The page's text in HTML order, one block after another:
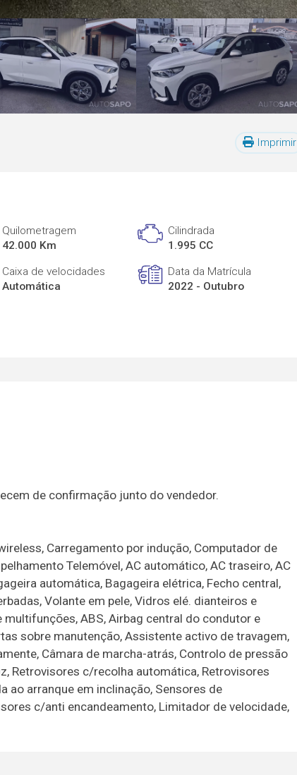
Imprimir
Quilometragem
42.000 Km
Cilindrada
1.995 CC
Caixa de velocidades
Automática
Data da Matrícula
2022 - Outubro
de confirmação junto do vendedor.
Carregamento por indução, Computador de
Telemóvel, AC automático, AC traseiro, AC
automática, Bagageira elétrica, Fecho central,
Volante em pele, Vidros elé. dianteiros e
ABS, Airbag central do condutor e
sobre manutenção, Assistente activo de travagem,
Câmara de marcha-atrás, Controlo de pressão
Retrovisores c/recolha automática, Retrovisores
arranque em inclinação, Sensores de
c/anti encandeamento, Limitador de velocidade,